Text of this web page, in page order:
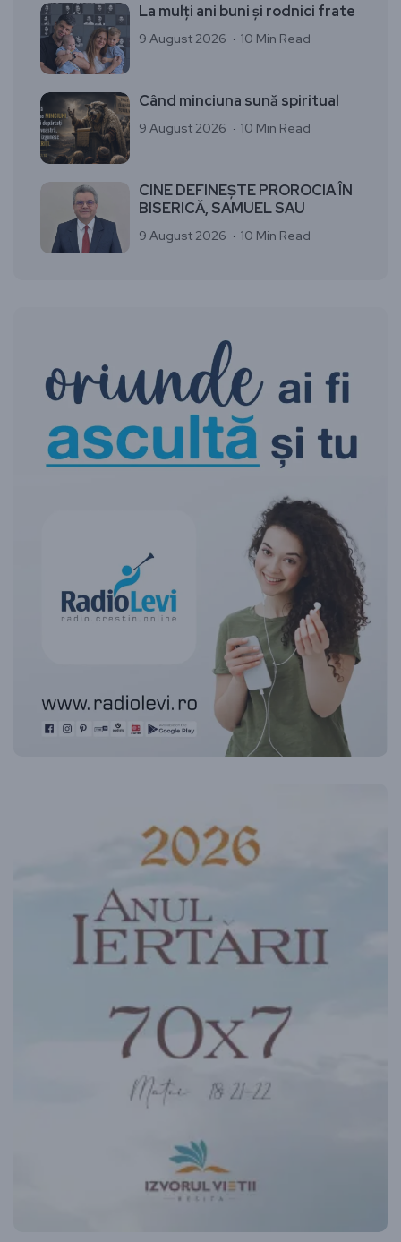
La mulți ani buni și rodnici frate
9 August 2026 10 Min Read
Când minciuna sună spiritual
9 August 2026 10 Min Read
CINE DEFINEȘTE PROROCIA ÎN
BISERICĂ, SAMUEL SAU
9 August 2026 10 Min Read